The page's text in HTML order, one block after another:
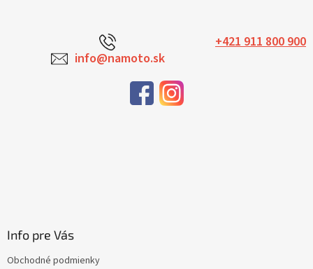
+421 911 800 900
info@namoto.sk
Info pre Vás
Obchodné podmienky